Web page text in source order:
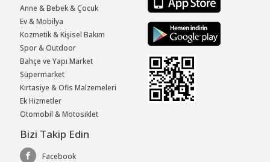
Anne & Bebek & Çocuk
Ev & Mobilya
Kozmetik & Kişisel Bakım
Spor & Outdoor
Bahçe ve Yapı Market
Süpermarket
Kırtasiye & Ofis Malzemeleri
Ek Hizmetler
Otomobil & Motosiklet
Bizi Takip Edin
Facebook